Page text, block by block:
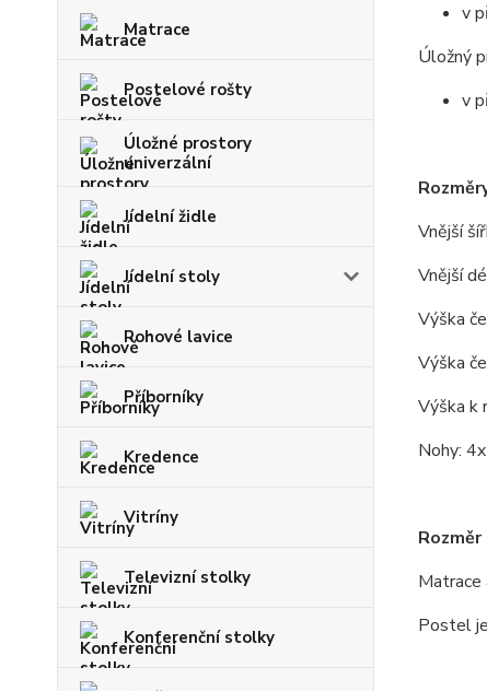
Matrace
Postelové rošty
Úložné prostory
univerzální
Jídelní židle
Jídelní stoly
Rohové lavice
Příborníky
Kredence
Vitríny
Televizní stolky
Konferenční stolky
v
Úložný
v
Vnější
Vnější
Výška
Výška
Výška k
Nohy:
Matrace
Postel